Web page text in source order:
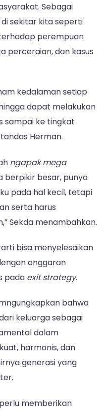
Sebagai
sekitar kita seperti
perempuan
perceraian, dan kasus
kedalaman setiap
dapat melakukan
sampai ke tingkat
Herman.
ngapak mega
berpikir besar, punya
pada hal kecil, tetapi
serta harus
Sekda menambahkan.
bisa menyelesaikan
anggaran
pada exit strategy.
bahwa
keluarga sebagai
dalam
harmonis, dan
generasi yang
perlu memberikan